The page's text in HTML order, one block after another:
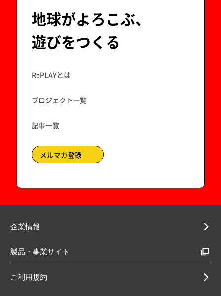
地球がよろこぶ、
遊びをつくる
RePLAYとは
プロジェクト一覧
記事一覧
メルマガ登録
企業情報
製品・事業サイト
ご利用規約